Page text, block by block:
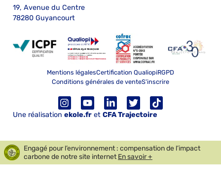
19, Avenue du Centre
78280 Guyancourt
Mentions légalesCertification QualiopiRGPD
Conditions générales de venteS'inscrire
Une réalisation ekole.fr et CFA Trajectoire
Engagé pour l’environnement : compensation de l’impact
carbone de notre site internetEn savoir +